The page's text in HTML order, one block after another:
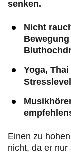
senken.
Nicht
Yoga,
Stresslevel
Einen zu
nicht, da er nur